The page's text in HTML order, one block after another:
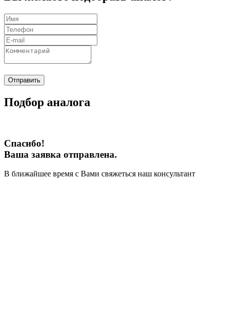
Отправить
Подбор аналога
Спасибо!
Ваша заявка отправлена.
В ближайшее время с Вами свяжеться наш консультант